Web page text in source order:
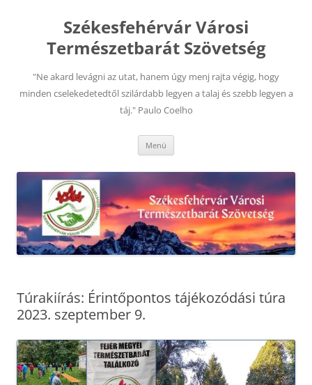
tartalombaSzékesfehérvár Városi
Természetbarát Szövetség
"Ne akard levágni az utat, hanem úgy menj rajta végig, hogy
minden cselekedetedtől szilárdabb legyen a talaj és szebb legyen a
táj." Paulo Coelho
Menü
Túrakiírás: Érintőpontos tájékozódási túra
2023. szeptember 9.